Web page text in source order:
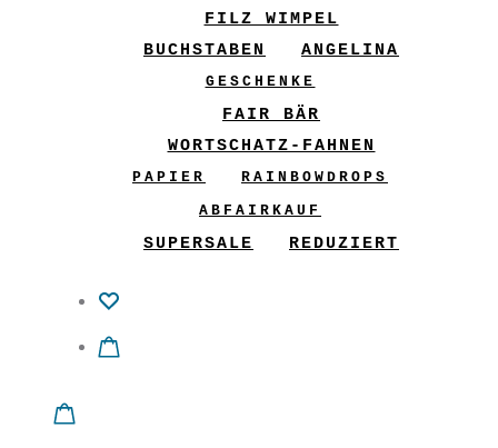
FILZ WIMPEL
BUCHSTABEN
ANGELINA
GESCHENKE
FAIR BÄR
WORTSCHATZ-FAHNEN
PAPIER
RAINBOWDROPS
ABFAIRKAUF
SUPERSALE REDUZIERT